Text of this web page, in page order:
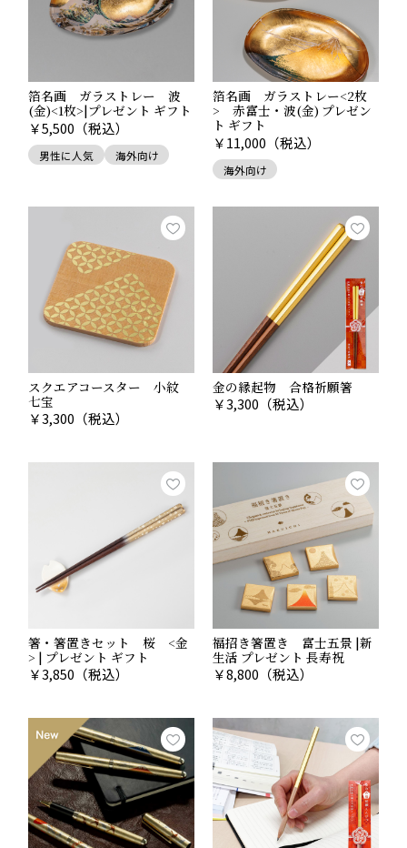
人生の節目となる慶事にも、縁起物が好まれています。
例えば、還暦や古希などの長寿の祝いでは、鶴や亀とい
った健康長寿を願うモチーフが喜ばれます。
また、結婚式や出産の際には家庭円満や健康を願う縁起
物を、進学や就職祝い・新築祝いなどの新しい門出にも
縁起を担いだ贈り物が喜ばれています。
贈り物をする際には、役に立つものを選ぶだけでなく、
そこに前途を祝うメッセージを込めることで、いっそう
心に残るプレゼントとなるでしょう。
相手の幸せを願う縁起物を選んで、気持ちを伝えてみて
はいかがでしょうか。
■関連記事
新しい門出を祝う、縁起物。
健康長寿を願って、縁起物を贈る。
新築祝いに喜ばれる、縁起物。
Point.03
人々の願いが宿る吉祥文様
シンプルながら、独特のリズムを感じさせる日本の文
の私たちから見ても大変に美しく優れたデザインです。
古来からの文様の中には、特に縁起が良いとされる「吉
祥文様」があります。これらには、健康長寿や夫婦円
満、子孫繁栄など様々な願いが込められています。モダ
ンで美しい和柄を楽しみながらも、その由来や込められ
た願いを知れば、使う楽しみもいっそう膨らむでしょ
う。
箔名画 ガラストレー 波
(金)<1枚>|プレゼント ギフト
￥5,500 （税込）
男性に人気 海外向け
箔名画 ガラストレー<2枚
> 赤富士・波(金) プレゼン
ト ギフト
￥11,000 （税込）
海外向け
スクエアコースター 小紋
七宝
￥3,300 （税込）
金の縁起物 合格祈願箸
￥3,300 （税込）
箸・箸置きセット 桜 <金
> | プレゼント ギフト
￥3,850 （税込）
福招き箸置き 富士五景 |新
生活 プレゼント 長寿祝
￥8,800 （税込）